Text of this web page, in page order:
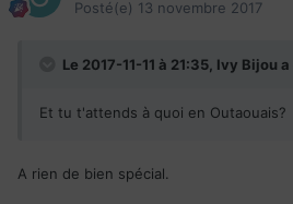
ski, une couple de fois par semaine,
y allant en soirée, il y a aussi
pas très amis.
disponible, chaque jour, ou presque,
Posté(e) 13 novembre 2017
Le 2017-11-11 à 21:35, Ivy Bijou a
Et tu t'attends à quoi en Outaouais?
A rien de bien spécial.